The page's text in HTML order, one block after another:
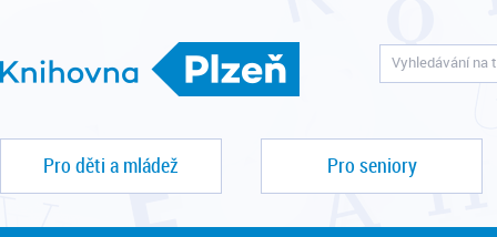
Pro děti a mládež Pro seniory